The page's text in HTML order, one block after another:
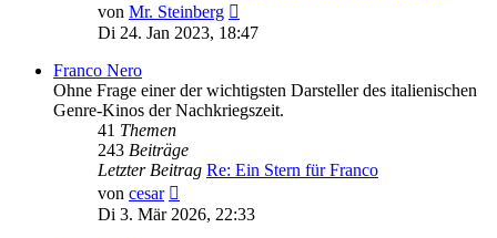
von Mr. Steinberg
Beitrag
Di 24. Jan 2023, 18:47
Franco Nero
Ohne Frage einer der wichtigsten Darsteller des italienischen
Genre-Kinos der Nachkriegszeit.
41 Themen
243 Beiträge
Letzter Beitrag Re: Ein Stern für Franco
von cesar
Beitrag
Di 3. Mär 2026, 22:33